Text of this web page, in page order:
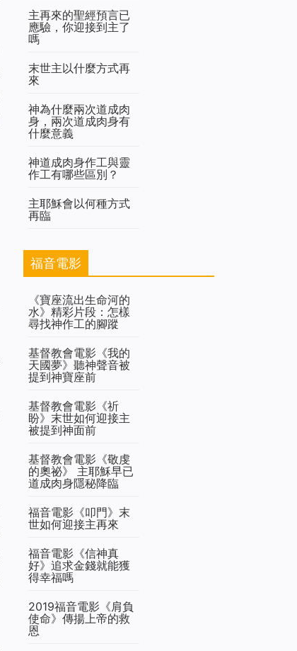
主再來的聖經預言已
應驗，你迎接到主了
嗎
末世主以什麼方式再
來
神為什麼兩次道成肉
身，兩次道成肉身有
什麼意義
神道成肉身作工與靈
作工有哪些區別？
主耶穌會以何種方式
再臨
福音電影
《寶座流出生命河的
水》精彩片段：怎樣
尋找神作工的腳蹤
基督教會電影《我的
天國夢》聽神聲音被
提到神寶座前
基督教會電影《祈
盼》末世如何迎接主
被提到神面前
基督教會電影《敬虔
的奧祕》 主耶穌早已
道成肉身隱秘降臨
福音電影《叩門》末
世如何迎接主再來
福音電影《信神真
好》追求金錢就能獲
得幸福嗎
2019福音電影《肩負
使命》傳揚上帝的救
恩